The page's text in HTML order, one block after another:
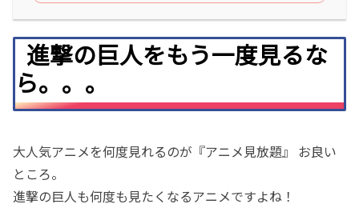
進撃の巨人をもう一度見るな
ら。。。
大人気アニメを何度見れるのが『アニメ見放題』 お良い
ところ。
進撃の巨人も何度も見たくなるアニメですよね！